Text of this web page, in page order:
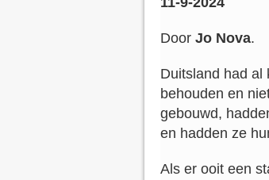
Door Jo Nova.
Duitsland had al
behouden en
gebouwd,
en hadden ze
Als er ooit een